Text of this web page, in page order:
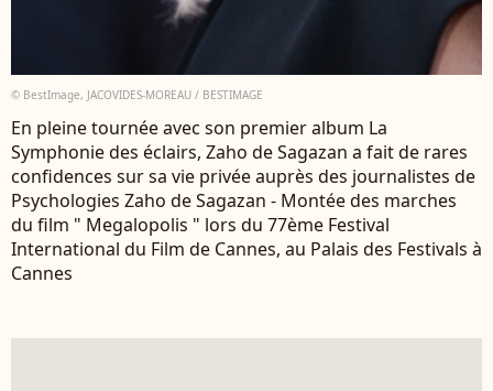
© BestImage, JACOVIDES-MOREAU / BESTIMAGE
En pleine tournée avec son premier album La
Symphonie des éclairs, Zaho de Sagazan a fait de rares
confidences sur sa vie privée auprès des journalistes de
Psychologies Zaho de Sagazan - Montée des marches
du film " Megalopolis " lors du 77ème Festival
International du Film de Cannes, au Palais des Festivals à
Cannes